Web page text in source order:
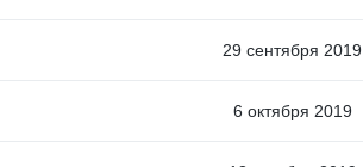
29 сентября 2019
6 октября 2019